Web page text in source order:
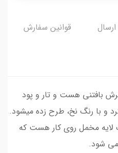
قوانین سفارش
بافتنی هست و تار و پود
و با رنگ نخ، طرح زده میشود.
لایه مخمل روی کار هست که
شود.